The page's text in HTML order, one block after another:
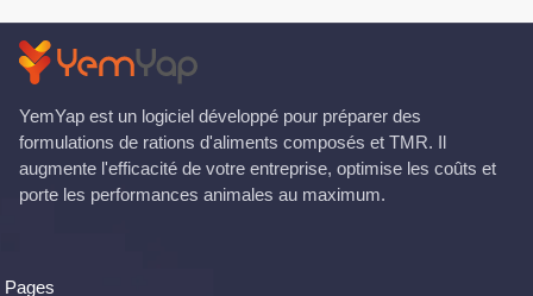
YemYap est un logiciel développé pour préparer des
formulations de rations d'aliments composés et TMR. Il
augmente l'efficacité de votre entreprise, optimise les coûts et
porte les performances animales au maximum.
Pages